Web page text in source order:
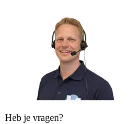
Heb je vragen?